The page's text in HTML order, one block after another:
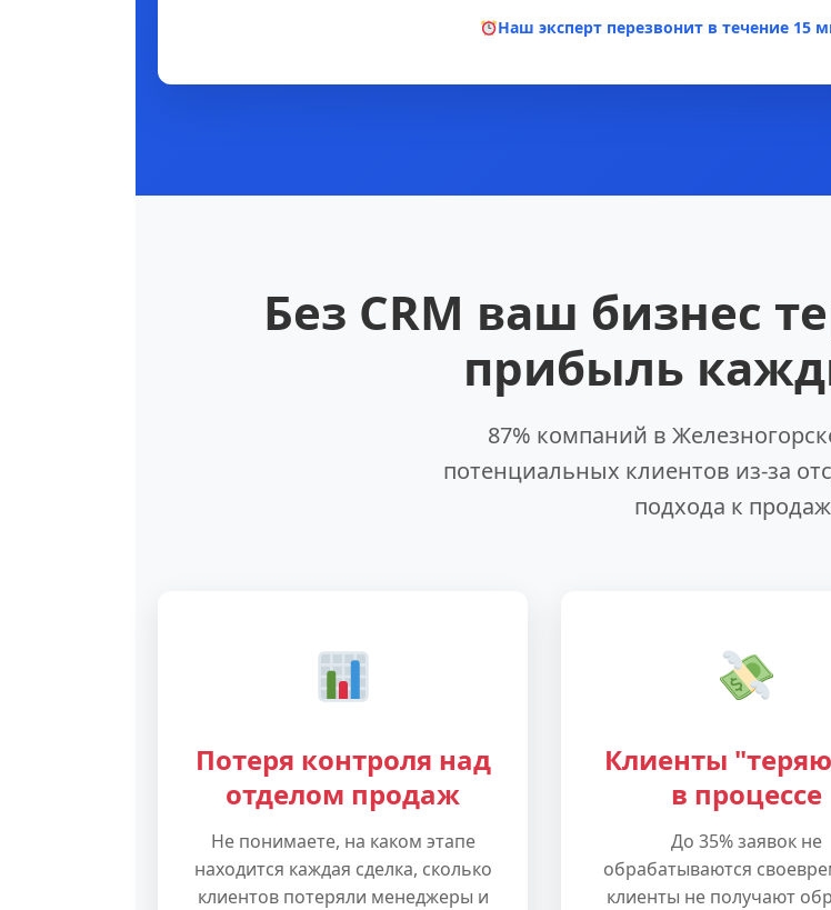
Наш эксперт перезвонит в течение 15
Без CRM ваш бизнес
прибыль
87% компаний в
потенциальных клиентов из-за
подхода к
Потеря контроля над
отделом продаж
Не понимаете, на каком этапе
находится каждая сделка, сколько
клиентов потеряли менеджеры и
Клиенты
в процессе
До 35% заявок не
обрабатываются
клиенты не получают